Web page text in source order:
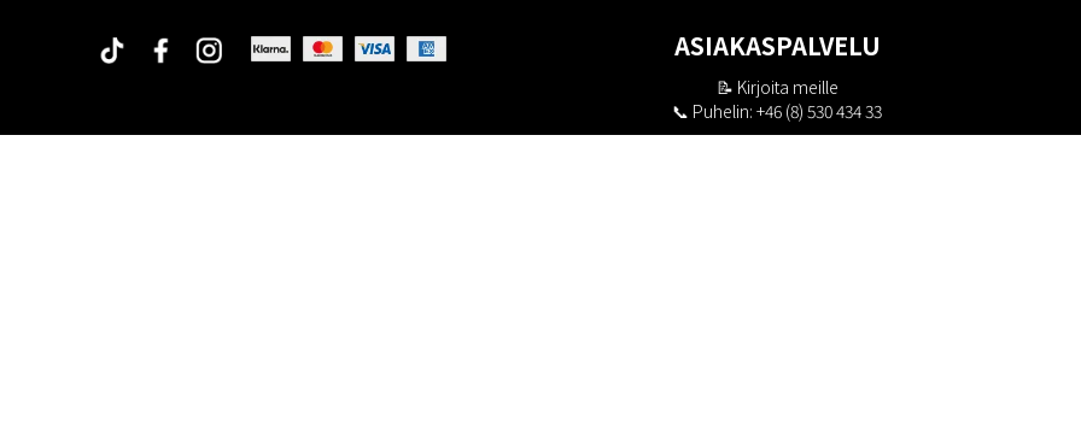
ASIAKASPALVELU
📝 Kirjoita meille
📞 Puhelin: +46 (8) 530 434 33
Maanantai - Torstai klo 10.00 - 17.00